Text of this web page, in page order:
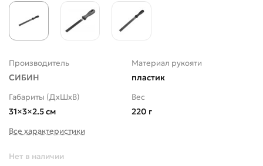
Производитель
СИБИН
Материал рукояти
пластик
Габариты (ДхШхВ)
31×3×2.5 см
Вес
220 г
Все характеристики
Нет в наличии